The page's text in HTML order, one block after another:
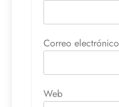
Correo electrónico
Web